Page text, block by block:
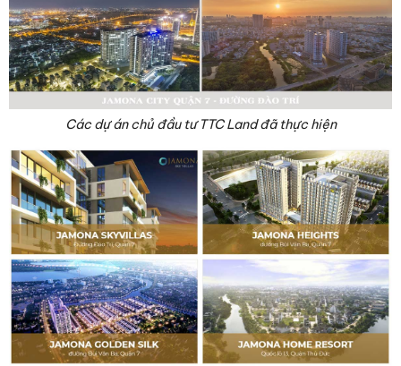
Các dự án chủ đầu tư TTC Land đã thực hiện